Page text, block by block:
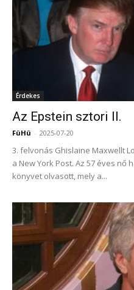
Érdekes
Az Epstein sztori II.
FüHü - 2025-07-20
3. felvonás Ghislaine Maxwellt
a New York Post. Az 57 éves nő
könyvet olvasott, mely a...